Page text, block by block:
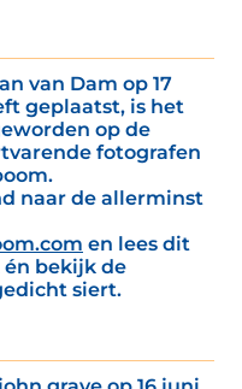
van Dam op 17
geplaatst, is het
op de
fotografen
naar de allerminst
en lees dit
bekijk de
siert.